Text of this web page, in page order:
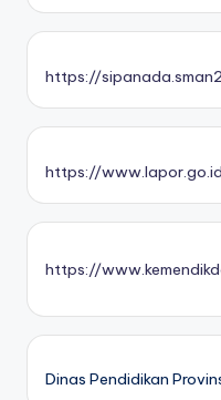
https://
https://www.lapor.go.id
https://
Dinas Pendidikan